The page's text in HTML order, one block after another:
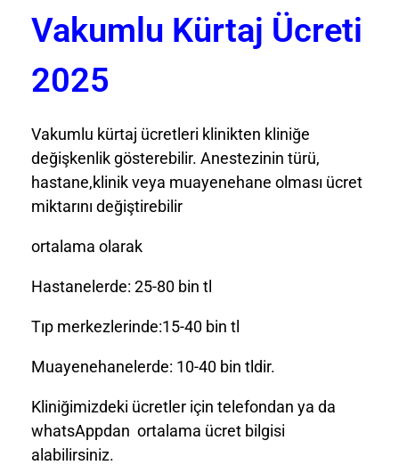
Vakumlu Kürtaj Ücreti
2025
Vakumlu kürtaj ücretleri klinikten kliniğe
değişkenlik gösterebilir. Anestezinin türü,
hastane,klinik veya muayenehane olması ücret
miktarını değiştirebilir
ortalama olarak
Hastanelerde: 25-80 bin tl
Tıp merkezlerinde:15-40 bin tl
Muayenehanelerde: 10-40 bin tldir.
Kliniğimizdeki ücretler için telefondan ya da
whatsAppdan ortalama ücret bilgisi
alabilirsiniz.